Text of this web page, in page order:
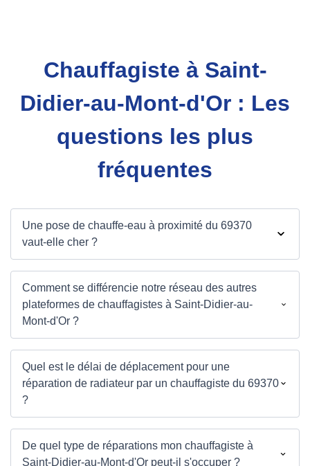
Chauffagiste à Saint-
Didier-au-Mont-d'Or : Les
questions les plus
fréquentes
Une pose de chauffe-eau à proximité du 69370
vaut-elle cher ?
Comment se différencie notre réseau des autres
plateformes de chauffagistes à Saint-Didier-au-
Mont-d'Or ?
Quel est le délai de déplacement pour une
réparation de radiateur par un chauffagiste du 69370
?
De quel type de réparations mon chauffagiste à
Saint-Didier-au-Mont-d'Or peut-il s'occuper ?